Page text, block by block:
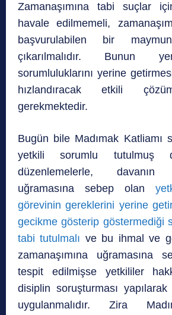
Zamanaşımına tabi suçlar
havale edilmemeli,
başvurulabilen bir
çıkarılmalıdır. Bunun
sorumluluklarını yerine
hızlandıracak etkili
gerekmektedir.
Bugün bile Madımak Katliamı
yetkili sorumlu tutulmuş
düzenlemelerle, davanın
uğramasına sebep olan
görevinin gereklerini yerine
gecikme gösterip göstermediği
tabi tutulmalı ve bu ihmal ve
zamanaşımına uğramasına
tespit edilmişse yetkililer
disiplin soruşturması yapılarak
uygulanmalıdır. Zira